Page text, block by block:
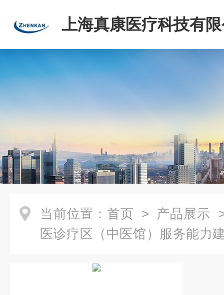
上海真康医疗科技有
当前位置： 首页 > 产品展示
医诊疗区（中医馆）服务能力